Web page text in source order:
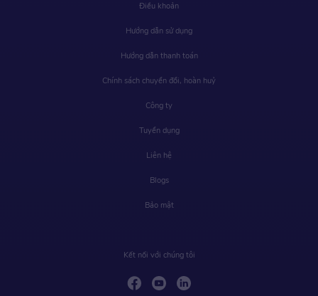
Điều khoản
Hướng dẫn sử dụng
Hướng dẫn thanh toán
Chính sách chuyển đổi, hoàn huỷ
Công ty
Tuyển dụng
Liên hệ
Blogs
Bảo mật
Kết nối với chúng tôi